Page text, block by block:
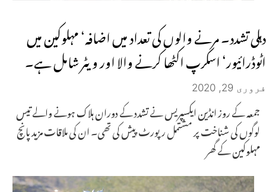
دہلی تشدد۔ مرنے والوں کی تعداد میں اضافہ‘ مہلوکین میں
اٹوڈرائیور‘ اسکرپ اکٹھا کرنے والا اور ویٹر شامل ہے۔
فروری 29, 2020
جمعہ کے روز انڈین ایکسپریس نے تشدد کے دوران ہلاک ہونے والے تیس
لوگوں کی شناخت پر مشتمل رپورٹ پیش کی تھی۔ ان کی ملاقات مزید پانچ
مہلوکین کے گھر